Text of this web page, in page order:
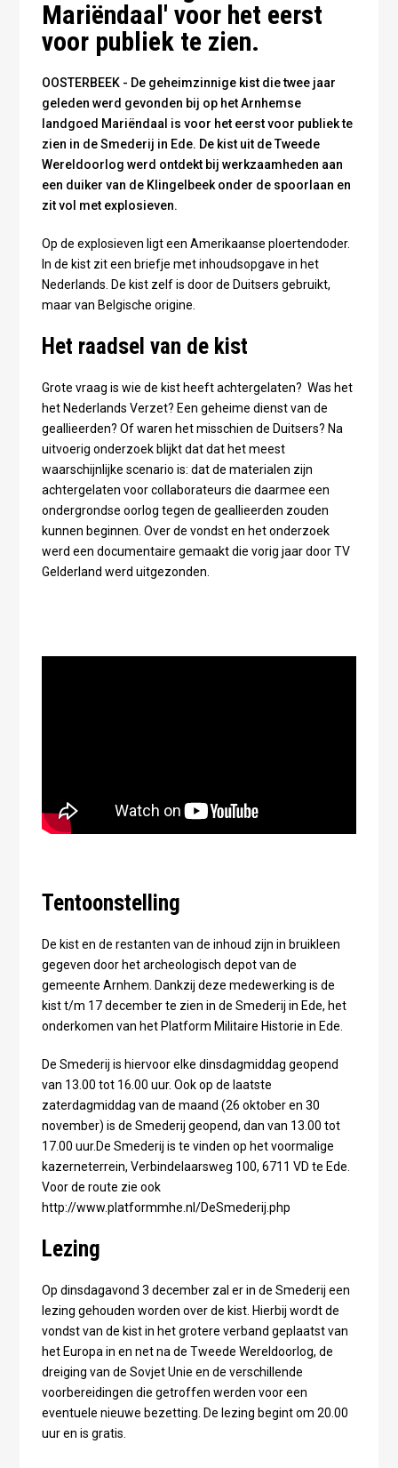
Mariëndaal' voor het eerst
voor publiek te zien.
OOSTERBEEK - De geheimzinnige kist die twee jaar
geleden werd gevonden bij op het Arnhemse
landgoed Mariëndaal is voor het eerst voor publiek te
zien in de Smederij in Ede. De kist uit de Tweede
Wereldoorlog werd ontdekt bij werkzaamheden aan
een duiker van de Klingelbeek onder de spoorlaan en
zit vol met explosieven.
Op de explosieven ligt een Amerikaanse ploertendoder.
In de kist zit een briefje met inhoudsopgave in het
Nederlands. De kist zelf is door de Duitsers gebruikt,
maar van Belgische origine.
Het raadsel van de kist
Grote vraag is wie de kist heeft achtergelaten? Was het
het Nederlands Verzet? Een geheime dienst van de
geallieerden? Of waren het misschien de Duitsers? Na
uitvoerig onderzoek blijkt dat dat het meest
waarschijnlijke scenario is: dat de materialen zijn
achtergelaten voor collaborateurs die daarmee een
ondergrondse oorlog tegen de geallieerden zouden
kunnen beginnen. Over de vondst en het onderzoek
werd een documentaire gemaakt die vorig jaar door TV
Gelderland werd uitgezonden.
Tentoonstelling
De kist en de restanten van de inhoud zijn in bruikleen
gegeven door het archeologisch depot van de
gemeente Arnhem. Dankzij deze medewerking is de
kist t/m 17 december te zien in de Smederij in Ede, het
onderkomen van het Platform Militaire Historie in Ede.
De Smederij is hiervoor elke dinsdagmiddag geopend
van 13.00 tot 16.00 uur. Ook op de laatste
zaterdagmiddag van de maand (26 oktober en 30
november) is de Smederij geopend, dan van 13.00 tot
17.00 uur.De Smederij is te vinden op het voormalige
kazerneterrein, Verbindelaarsweg 100, 6711 VD te Ede.
Voor de route zie ook
http://www.platformmhe.nl/DeSmederij.php
Lezing
Op dinsdagavond 3 december zal er in de Smederij een
lezing gehouden worden over de kist. Hierbij wordt de
vondst van de kist in het grotere verband geplaatst van
het Europa in en net na de Tweede Wereldoorlog, de
dreiging van de Sovjet Unie en de verschillende
voorbereidingen die getroffen werden voor een
eventuele nieuwe bezetting. De lezing begint om 20.00
uur en is gratis.